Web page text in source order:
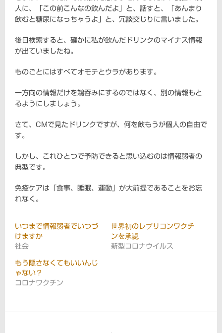
人に、「この前こんなの飲んだよ」と、話すと、「あんまり
飲むと糖尿になっちゃうよ」と、冗談交じりに言いました。
後日検索すると、確かに私が飲んだドリンクのマイナス情報
が出ていましたね。
ものごとにはすべてオモテとウラがあります。
一方向の情報だけを鵜吞みにするのではなく、別の情報もと
るようにしましょう。
さて、CMで見たドリンクですが、何を飲もうが個人の自由で
す。
しかし、これひとつで予防できると思い込むのは情報弱者の
典型です。
免疫ケアは「食事、睡眠、運動」が大前提であることをお忘
れなく。
いつまで情報弱者でいつづ
けますか
社会
世界初のレプリコンワクチ
ンを承認
新型コロナウイルス
もう隠さなくてもいいんじ
ゃない？
コロナワクチン